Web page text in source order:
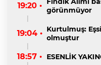
19:20 • görünmüyor
19:04 • Kurtulmuş:
olmuştur
18:57 • ESENLİK